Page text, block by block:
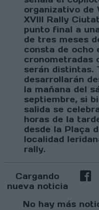
organizativo de
XVIII Rally
punto final a
de tres meses
consta de ocho
cronometradas
serán distintas.
desarrollarán
la mañana del
septiembre, si
salida se
horas de la
desde la Plaça
localidad
rally.
Cargando
nueva noticia
No hay más